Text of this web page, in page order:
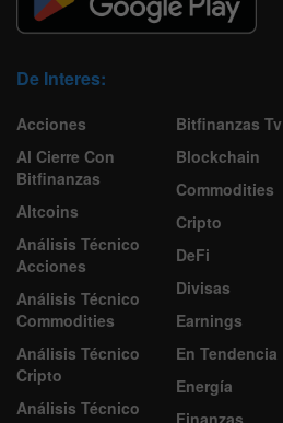
De Interes:
Acciones
Al Cierre Con
Bitfinanzas
Altcoins
Análisis Técnico
Acciones
Análisis Técnico
Commodities
Análisis Técnico
Cripto
Análisis Técnico
Bitfinanzas Tv
Blockchain
Commodities
Cripto
DeFi
Divisas
Earnings
En Tendencia
Energía
Finanzas